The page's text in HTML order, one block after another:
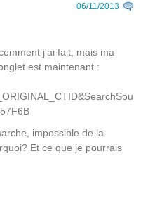
06/11/2013
j'ai fait, mais ma
est maintenant :
impossible de la
Et ce que je pourrais